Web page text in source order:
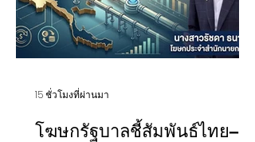
โฆษกรัฐบาลชี้สัมพันธ์ไทย–
15 ชั่วโมงที่ผ่านมา